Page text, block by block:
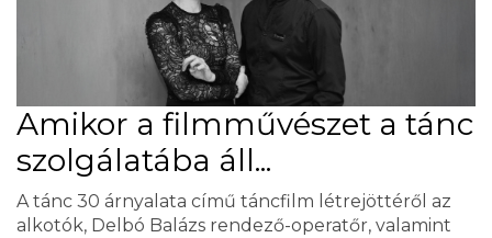
Amikor a filmművészet a tánc
szolgálatába áll...
A tánc 30 árnyalata című táncfilm létrejöttéről az
alkotók, Delbó Balázs rendező-operatőr, valamint